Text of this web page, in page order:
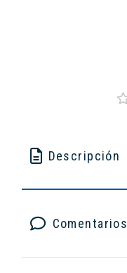
Descripción
Comentarios